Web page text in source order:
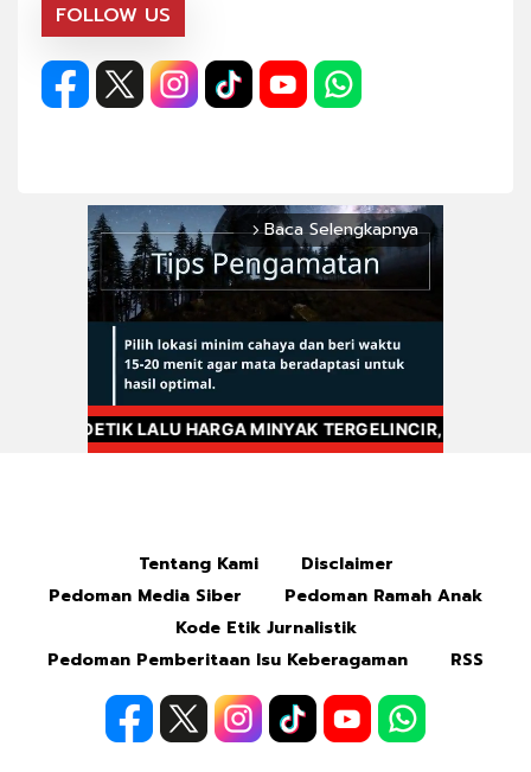
FOLLOW US
arrow_forward_ios Baca Selengkapnya
Tentang Kami
Disclaimer
Pedoman Media Siber
Pedoman Ramah Anak
Kode Etik Jurnalistik
Pedoman Pemberitaan Isu Keberagaman
RSS